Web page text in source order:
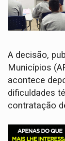
A decisão,
Municípios
acontece
dificuldades
contratação